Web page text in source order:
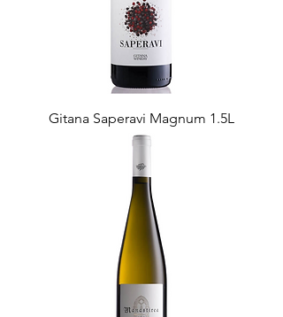
Gitana Saperavi Magnum 1.5L